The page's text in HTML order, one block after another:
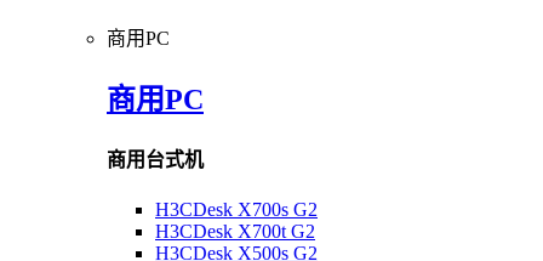
商用PC
商用PC
商用台式机
H3CDesk X700s G2
H3CDesk X700t G2
H3CDesk X500s G2